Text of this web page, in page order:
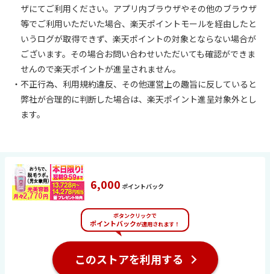
ザにてご利用ください。アプリ内ブラウザやその他のブラウザ
等でご利用いただいた場合、楽天ポイントモールを経由したと
いうログが取得できず、楽天ポイントの対象とならない場合が
ございます。その場合お問い合わせいただいても確認ができま
せんので楽天ポイントが進呈されません。
・不正行為、利用規約違反、その他運営上の趣旨に反していると
弊社が合理的に判断した場合は、楽天ポイント進呈対象外とし
ます。
6,000 ポイントバック
ボタンクリックで
ポイントバックが適用されます！
このストアを利用する